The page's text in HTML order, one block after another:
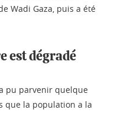
Wadi Gaza, puis a été
est dégradé
pu parvenir quelque
que la population a la